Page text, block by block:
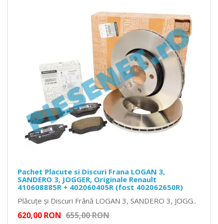
Pachet Placute si Discuri Frana LOGAN 3,
SANDERO 3, JOGGER, Originale Renault
410608885R + 402060405R (fost 402062650R)
Plăcuțe și Discuri Frână LOGAN 3, SANDERO 3, JOGG..
620,00 RON 655,00 RON